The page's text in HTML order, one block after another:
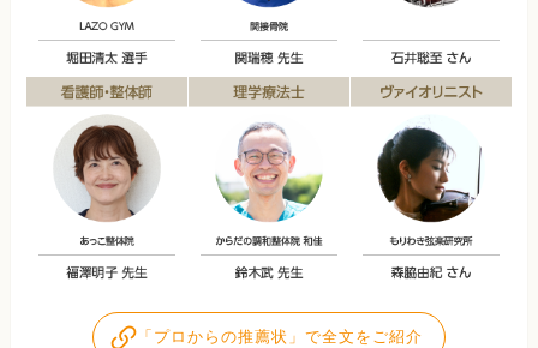
「プロからの推薦状」で全文をご紹介